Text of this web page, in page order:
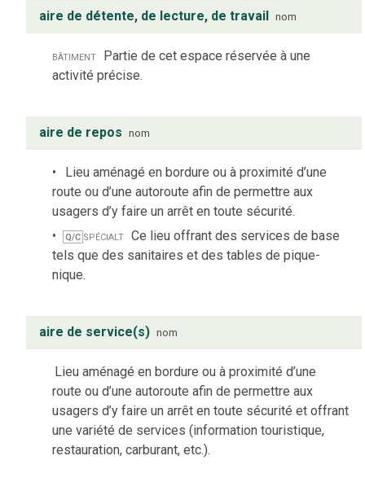
aire de détente, de lecture, de travail nom
bâtiment Partie de cet espace réservée à une
activité précise.
aire de repos nom
Lieu aménagé en bordure ou à proximité d’une
route ou d’une autoroute afin de permettre aux
usagers d’y faire un arrêt en toute sécurité.
Q/C spécialt Ce lieu offrant des services de base
tels que des sanitaires et des tables de pique-
nique.
aire de service(s) nom
Lieu aménagé en bordure ou à proximité d’une
route ou d’une autoroute afin de permettre aux
usagers d’y faire un arrêt en toute sécurité et offrant
une variété de services (information touristique,
restauration, carburant, etc.).